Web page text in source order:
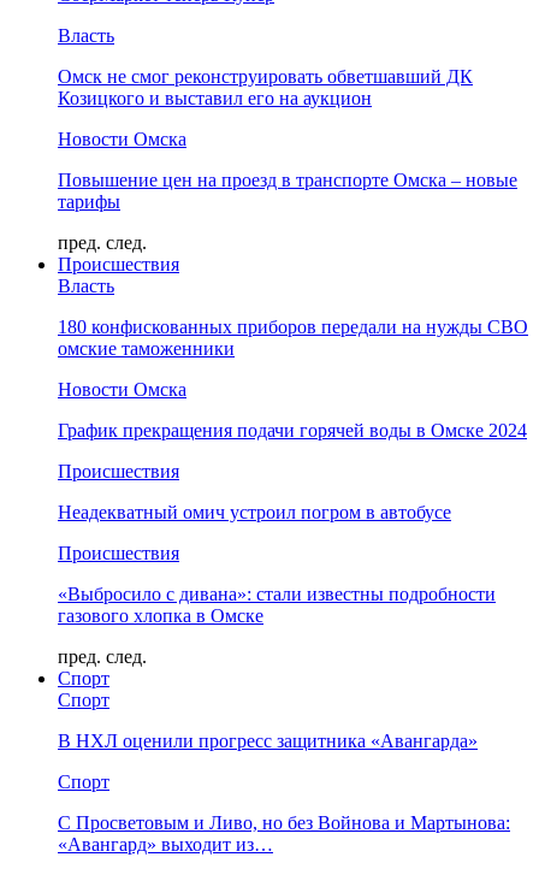
Власть
Омск не смог реконструировать обветшавший ДК
Козицкого и выставил его на аукцион
Новости Омска
Повышение цен на проезд в транспорте Омска – новые
тарифы
пред. след.
Происшествия
Власть
180 конфискованных приборов передали на нужды СВО
омские таможенники
Новости Омска
График прекращения подачи горячей воды в Омске 2024
Происшествия
Неадекватный омич устроил погром в автобусе
Происшествия
«Выбросило с дивана»: стали известны подробности
газового хлопка в Омске
пред. след.
Спорт
Спорт
В НХЛ оценили прогресс защитника «Авангарда»
Спорт
С Просветовым и Ливо, но без Войнова и Мартынова:
«Авангард» выходит из…